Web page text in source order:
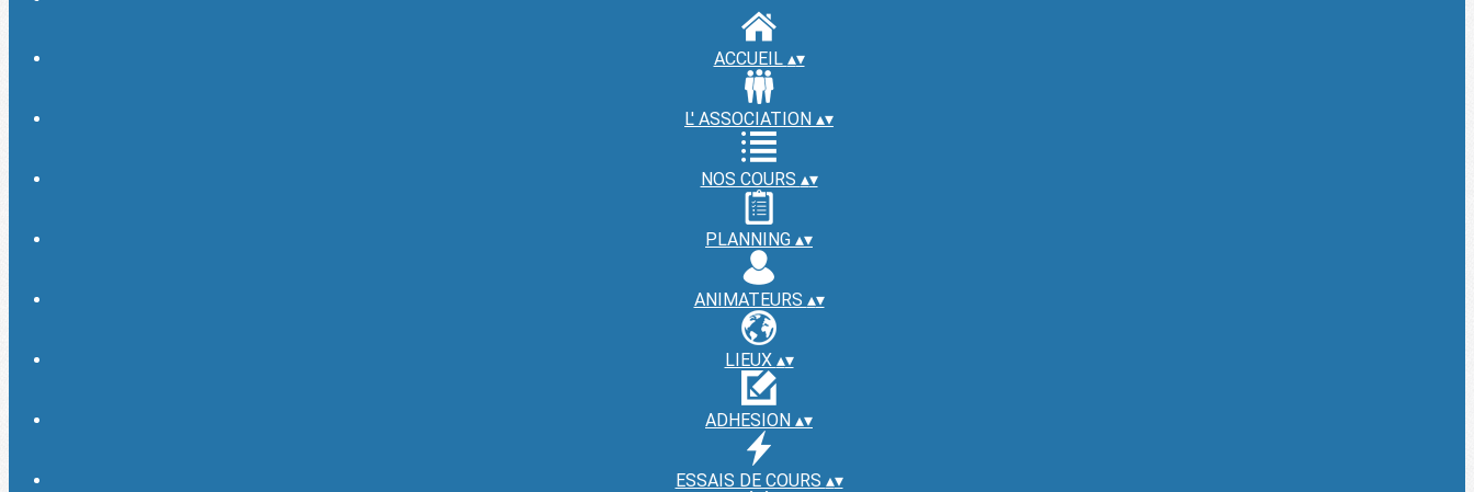
ACCUEIL ▴▾
L' ASSOCIATION ▴▾
NOS COURS ▴▾
PLANNING ▴▾
ANIMATEURS ▴▾
LIEUX ▴▾
ADHESION ▴▾
ESSAIS DE COURS ▴▾